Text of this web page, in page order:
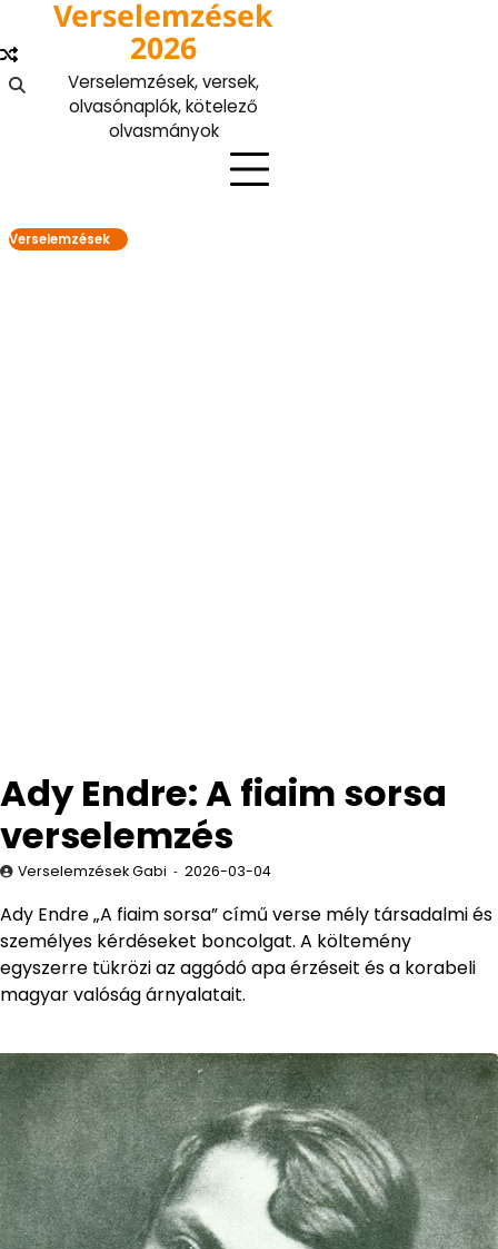
content
Verselemzések
2026
Verselemzések, versek,
olvasónaplók, kötelező
olvasmányok
Verselemzések
Ady Endre: A fiaim sorsa
verselemzés
Verselemzések Gabi 2026-03-04
Ady Endre „A fiaim sorsa” című verse mély társadalmi és
személyes kérdéseket boncolgat. A költemény
egyszerre tükrözi az aggódó apa érzéseit és a korabeli
magyar valóság árnyalatait.